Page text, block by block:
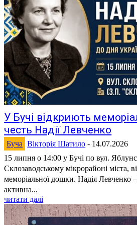
У Бучі відкриють
честь Надії Левченко
Буча Вікторія Шатило - 14.07.2026
15 липня о 14:00 у Бучі по вул.
Склозаводському мікрорайоні міста,
меморіальної дошки. Надія Левченко – вчителька, дисидентка,
активна...
читати далі